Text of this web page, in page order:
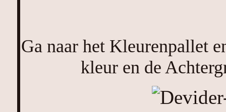
Ga naar het Kleurenpallet
kleur en de